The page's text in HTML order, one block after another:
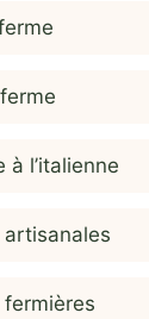
à l’italienne